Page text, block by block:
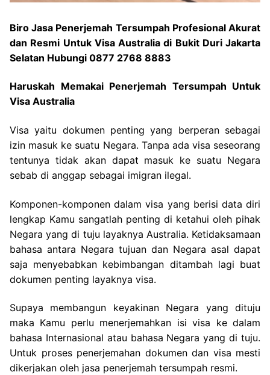
Biro Jasa Penerjemah Tersumpah Profesional Akurat
dan Resmi Untuk Visa Australia di Bukit Duri Jakarta
Selatan Hubungi 0877 2768 8883
Haruskah Memakai Penerjemah Tersumpah Untuk
Visa Australia
Visa yaitu dokumen penting yang berperan sebagai
izin masuk ke suatu Negara. Tanpa ada visa seseorang
tentunya tidak akan dapat masuk ke suatu Negara
sebab di anggap sebagai imigran ilegal.
Komponen-komponen dalam visa yang berisi data diri
lengkap Kamu sangatlah penting di ketahui oleh pihak
Negara yang di tuju layaknya Australia. Ketidaksamaan
bahasa antara Negara tujuan dan Negara asal dapat
saja menyebabkan kebimbangan ditambah lagi buat
dokumen penting layaknya visa.
Supaya membangun keyakinan Negara yang dituju
maka Kamu perlu menerjemahkan isi visa ke dalam
bahasa Internasional atau bahasa Negara yang di tuju.
Untuk proses penerjemahan dokumen dan visa mesti
dikerjakan oleh jasa penerjemah tersumpah resmi.